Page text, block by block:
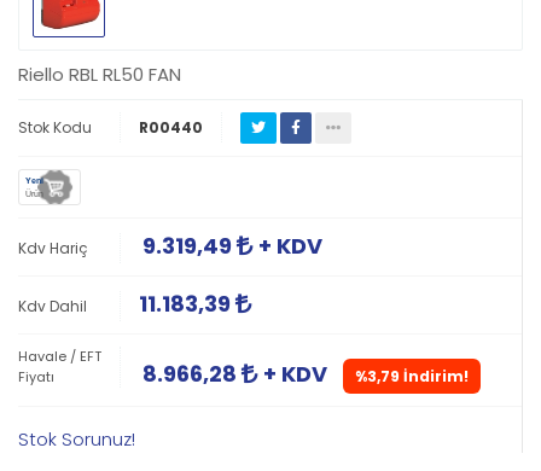
Riello RBL RL50 FAN
Stok Kodu R00440
Yeni
Ürün
Kdv Hariç 9.319,49 + KDV
Kdv Dahil 11.183,39
Havale / EFT
Fiyatı
8.966,28 + KDV %3,79 İndirim!
Stok Sorunuz!